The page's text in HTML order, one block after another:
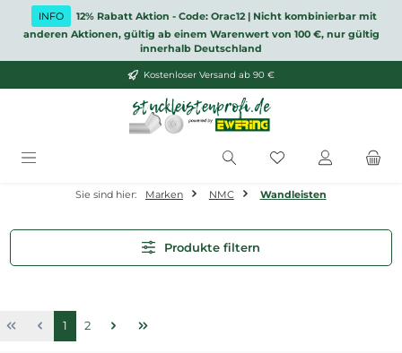
Zum Hauptinhalt springen
INFO
12% Rabatt Aktion - Code: Orac12 | Nicht kombinierbar mit
anderen Aktionen, gültig ab einem Warenwert von 100 €, nur gültig
innerhalb Deutschland
Kostenloser Versand ab 90 €
Du hast 0
Sie sind hier: Marken NMC Wandleisten
Produkte filtern
Seite
1 Seite
2